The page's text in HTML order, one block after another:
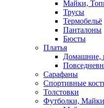
Майки,
Трусы
Термобельё
Панталоны
Бюсты
Платья
Домашние,
Сарафаны
Спортивные
Толстовки
Футболки, Майки